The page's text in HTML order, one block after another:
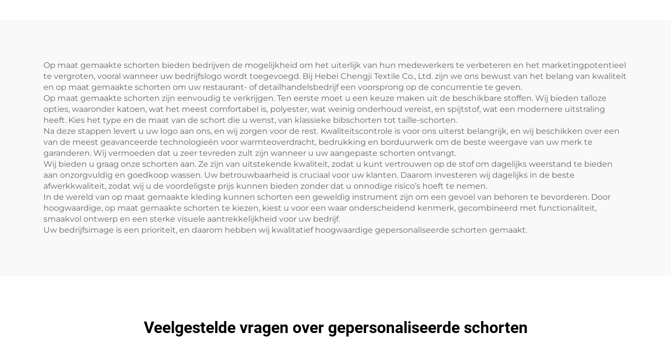
voedselverzorging en
schoonmaken
Op maat gemaakte schorten bieden bedrijven de mogelijkheid om het uiterlijk van hun medewerkers te verbeteren en het marketingpotentieel
te vergroten, vooral wanneer uw bedrijfslogo wordt toegevoegd. Bij Hebei Chengji Textile Co., Ltd. zijn we ons bewust van het belang van kwaliteit
en op maat gemaakte schorten om uw restaurant- of detailhandelsbedrijf een voorsprong op de concurrentie te geven.
Op maat gemaakte schorten zijn eenvoudig te verkrijgen. Ten eerste moet u een keuze maken uit de beschikbare stoffen. Wij bieden talloze
opties, waaronder katoen, wat het meest comfortabel is, polyester, wat weinig onderhoud vereist, en spijtstof, wat een modernere uitstraling
heeft. Kies het type en de maat van de schort die u wenst, van klassieke bibschorten tot taille-schorten.
Na deze stappen levert u uw logo aan ons, en wij zorgen voor de rest. Kwaliteitscontrole is voor ons uiterst belangrijk, en wij beschikken over een
van de meest geavanceerde technologieën voor warmteoverdracht, bedrukking en borduurwerk om de beste weergave van uw merk te
garanderen. Wij vermoeden dat u zeer tevreden zult zijn wanneer u uw aangepaste schorten ontvangt.
Wij bieden u graag onze schorten aan. Ze zijn van uitstekende kwaliteit, zodat u kunt vertrouwen op de stof om dagelijks weerstand te bieden
aan onzorgvuldig en goedkoop wassen. Uw betrouwbaarheid is cruciaal voor uw klanten. Daarom investeren wij dagelijks in de beste
afwerkkwaliteit, zodat wij u de voordeligste prijs kunnen bieden zonder dat u onnodige risico’s hoeft te nemen.
In de wereld van op maat gemaakte kleding kunnen schorten een geweldig instrument zijn om een gevoel van behoren te bevorderen. Door
hoogwaardige, op maat gemaakte schorten te kiezen, kiest u voor een waar onderscheidend kenmerk, gecombineerd met functionaliteit,
smaakvol ontwerp en een sterke visuele aantrekkelijkheid voor uw bedrijf.
Uw bedrijfsimage is een prioriteit, en daarom hebben wij kwalitatief hoogwaardige gepersonaliseerde schorten gemaakt.
Veelgestelde vragen over gepersonaliseerde schorten